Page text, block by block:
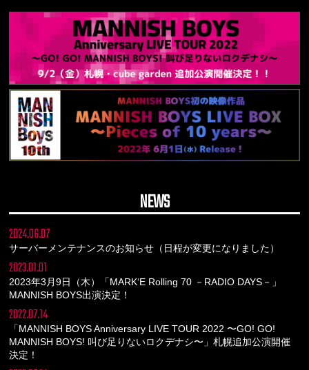
NEWS
2024.06.07
サーバーメンテナンスのお知らせ（日程が変更になりました）
2023.01.01
2023年3月9日（木）「MARK‘E Rolling 70 －RADIO DAYS－」
MANNISH BOYS出演決定！
2022.07.14
「MANNISH BOYS Anniversary LIVE TOUR 2022 〜GO! GO!
MANNISH BOYS! 叫び足りないロクデナシ〜」札幌追加公演開催
決定！